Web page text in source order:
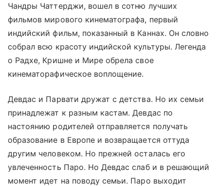
Чандры Чаттерджи, вошел в сотню лучших
фильмов мирового кинематографа, первый
индийский фильм, показанный в Каннах. Он словно
собрал всю красоту индийской культуры. Легенда
о Радхе, Кришне и Мире обрела свое
кинематорафическое воплощение.
Девдас и Парвати дружат с детства. Но их семьи
принадлежат к разным кастам. Девдас по
настоянию родителей отправляется получать
образование в Европе и возвращается оттуда
другим человеком. Но прежней осталась его
увлеченность Паро. Но Девдас слаб и в решающий
момент идет на поводу семьи. Паро выходит